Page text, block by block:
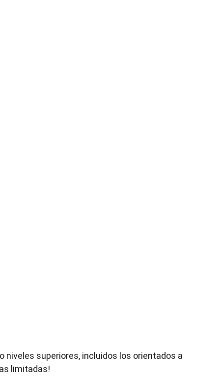
superiores, incluidos los orientados a
limitadas!